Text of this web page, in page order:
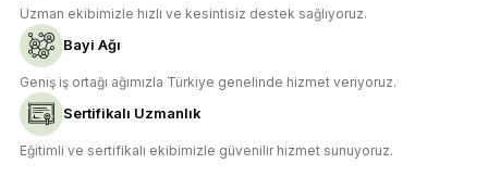
Uzman ekibimizle hızlı ve kesintisiz destek sağlıyoruz.
Bayi Ağı
Geniş iş ortağı ağımızla Türkiye genelinde hizmet veriyoruz.
Sertifikalı Uzmanlık
Eğitimli ve sertifikalı ekibimizle güvenilir hizmet sunuyoruz.